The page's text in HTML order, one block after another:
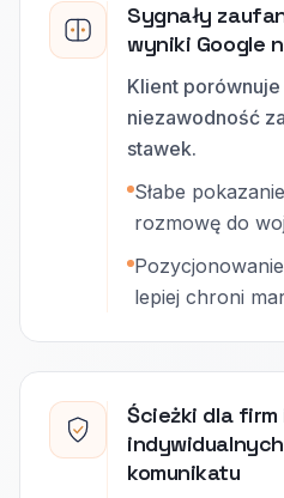
Sygnały
wyniki Google
Klient
niezawodność
stawek.
Słabe
rozmowę do
lepiej chroni
Ścieżki dla
komunikatu